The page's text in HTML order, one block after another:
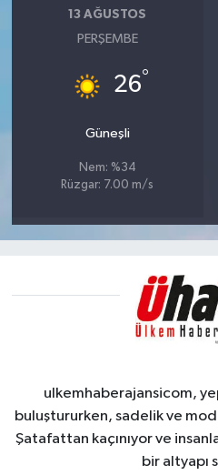
13 AĞUSTOS
PERŞEMBE
26°
Güneşli
Nem: %34
Rüzgar: 7.00 m/s
ulkemhaberajansicom,
buluştururken, sadelik ve
Şatafattan kaçınıyor ve
bir altyapı